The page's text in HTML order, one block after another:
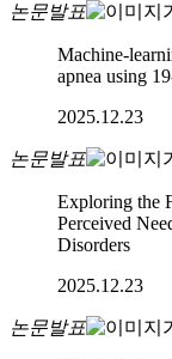
논문발표
Machine-
apnea using
2025.12.23
논문발표
Exploring the
Perceived
Disorders
2025.12.23
논문발표